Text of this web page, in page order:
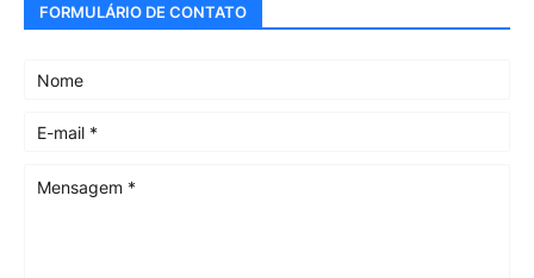
FORMULÁRIO DE CONTATO